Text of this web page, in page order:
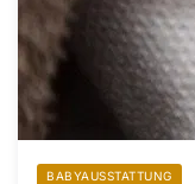
BABYAUSSTATTUNG